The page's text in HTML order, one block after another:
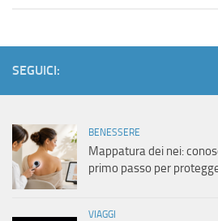
SEGUICI:
BENESSERE
Mappatura dei nei:
primo passo per
VIAGGI